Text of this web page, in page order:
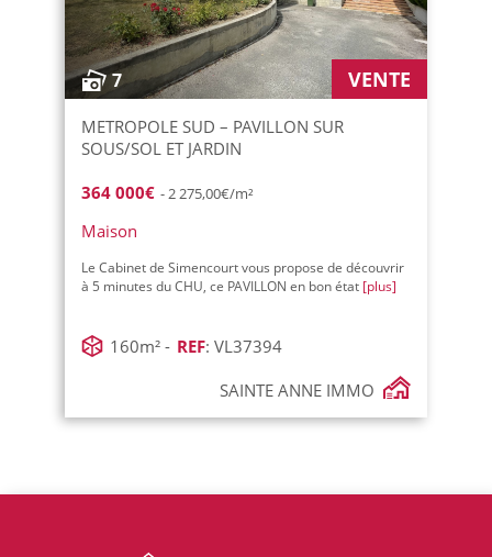
7 VENTE
METROPOLE SUD – PAVILLON SUR
SOUS/SOL ET JARDIN
364 000€ - 2 275,00€/m²
Maison
Le Cabinet de Simencourt vous propose de découvrir
à 5 minutes du CHU, ce PAVILLON en bon état [plus]
160m² - REF: VL37394
SAINTE ANNE IMMO